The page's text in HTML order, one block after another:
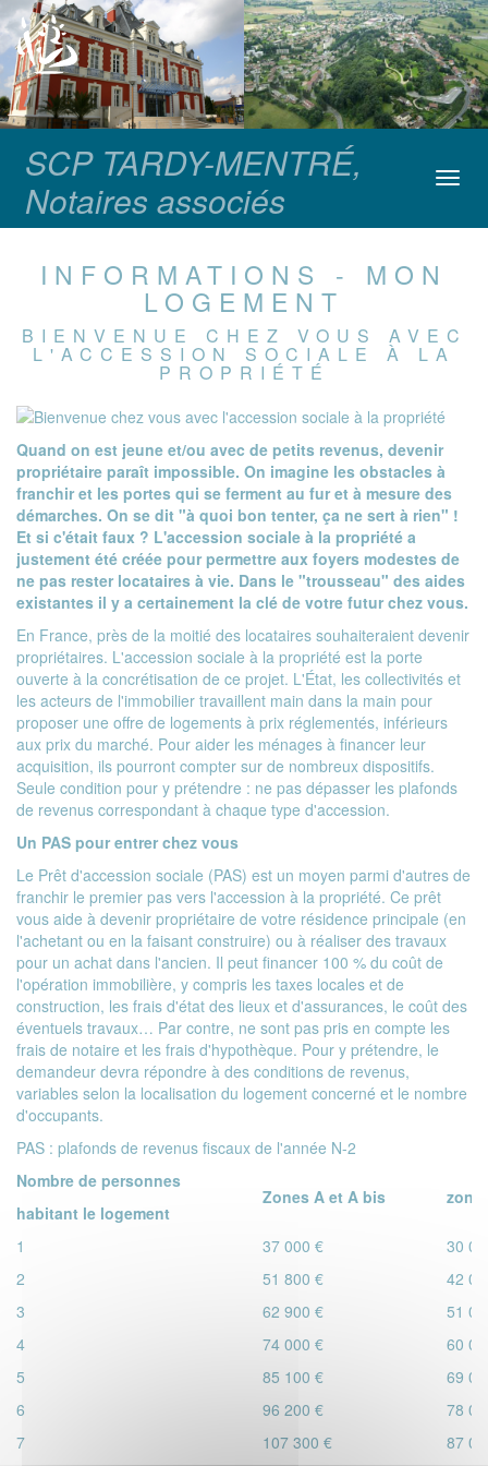
SCP TARDY-MENTRÉ,
Notaires associés
INFORMATIONS - MON
LOGEMENT
BIENVENUE CHEZ VOUS AVEC
L'ACCESSION SOCIALE À LA
PROPRIÉTÉ
Quand on est jeune et/ou avec de petits revenus, devenir
propriétaire paraît impossible. On imagine les obstacles à
franchir et les portes qui se ferment au fur et à mesure des
démarches. On se dit "à quoi bon tenter, ça ne sert à rien" !
Et si c'était faux ? L'accession sociale à la propriété a
justement été créée pour permettre aux foyers modestes de
ne pas rester locataires à vie. Dans le "trousseau" des aides
existantes il y a certainement la clé de votre futur chez vous.
En France, près de la moitié des locataires souhaiteraient devenir
propriétaires. L'accession sociale à la propriété est la porte
ouverte à la concrétisation de ce projet. L'État, les collectivités et
les acteurs de l'immobilier travaillent main dans la main pour
proposer une offre de logements à prix réglementés, inférieurs
aux prix du marché. Pour aider les ménages à financer leur
acquisition, ils pourront compter sur de nombreux dispositifs.
Seule condition pour y prétendre : ne pas dépasser les plafonds
de revenus correspondant à chaque type d'accession.
Un PAS pour entrer chez vous
Le Prêt d'accession sociale (PAS) est un moyen parmi d'autres de
franchir le premier pas vers l'accession à la propriété. Ce prêt
vous aide à devenir propriétaire de votre résidence principale (en
l'achetant ou en la faisant construire) ou à réaliser des travaux
pour un achat dans l'ancien. Il peut financer 100 % du coût de
l'opération immobilière, y compris les taxes locales et de
construction, les frais d'état des lieux et d'assurances, le coût des
éventuels travaux… Par contre, ne sont pas pris en compte les
frais de notaire et les frais d'hypothèque. Pour y prétendre, le
demandeur devra répondre à des conditions de revenus,
variables selon la localisation du logement concerné et le nombre
d'occupants.
PAS : plafonds de revenus fiscaux de l'année N-2
Nombre de personnes
habitant le logement
Zones A et A bis zone
1 37 000 €
30
2
51 800 €
42
3
62 900 €
51
4
74 000 €
60
5
85 100 €
69
6
96 200 €
78
7
107 300 €
87